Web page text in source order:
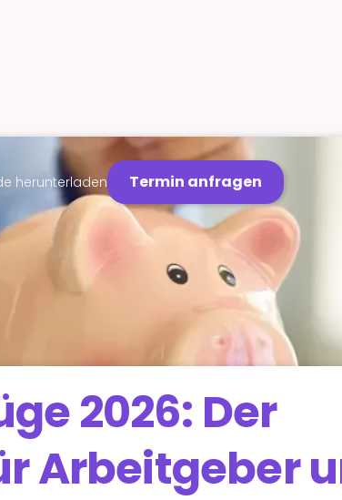
herunterladen Termin anfragen
2026: Der
Arbeitgeber